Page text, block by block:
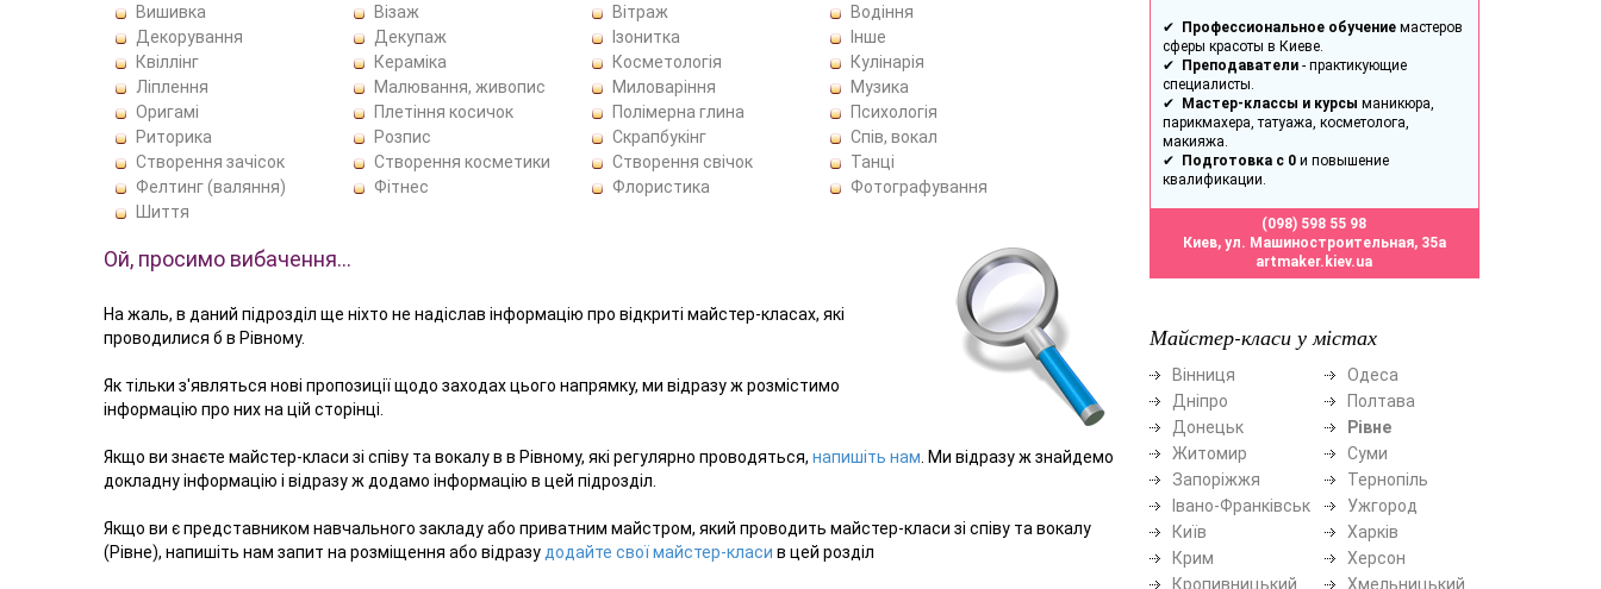
Вишивка
Візаж Вітраж
Водіння
Декорування
Декупаж Ізонитка
Інше
Квіллінг
Кераміка Косметологія
Кулінарія
Ліплення
Малювання, живопис Миловаріння
Музика
Оригамі
Плетіння косичок Полімерна глина
Психологія
Риторика
Розпис Скрапбукінг
Спів, вокал
Створення зачісок
Створення косметики Створення свічок
Танці
Фелтинг (валяння)
Фітнес Флористика
Фотографування
Шиття
Ой, просимо вибачення…
На жаль, в даний підрозділ ще ніхто не надіслав інформацію про відкриті майстер-класах, які
проводилися б в Рівному.
Як тільки з'являться нові пропозиції щодо заходах цього напрямку, ми відразу ж розмістимо
інформацію про них на цій сторінці.
Якщо ви знаєте майстер-класи зі співу та вокалу в в Рівному, які регулярно проводяться, напишіть нам . Ми відразу ж знайдемо
докладну інформацію і відразу ж додамо інформацію в цей підрозділ.
Якщо ви є представником навчального закладу або приватним майстром, який проводить майстер-класи зі співу та вокалу
(Рівне), напишіть нам запит на розміщення або відразу додайте свої майстер-класи в цей розділ
✔ Профессиональное обучениемастеров
сферы красоты в Киеве.
✔ Преподаватели- практикующие
специалисты.
✔ Мастер-классы и курсы маникюра,
парикмахера, татуажа, косметолога,
макияжа.
✔ Подготовка с 0и повышение
квалификации.
(098) 598 55 98
Киев, ул. Машиностроительная, 35а
artmaker.kiev.ua
Майстер-класи у містах
Вінниця
Дніпро
Донецьк
Житомир
Запоріжжя
Івано-Франківськ
Київ
Крим
Кропивницький
Одеса
Полтава
Рівне
Суми
Тернопіль
Ужгород
Харків
Херсон
Хмельницький